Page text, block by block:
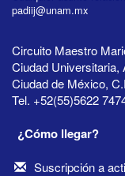
padiij@unam.mx
Circuito Maestro
Ciudad Universitaria,
Ciudad de México,
Tel. +52(55)5622
¿Cómo llegar?
Suscripción a